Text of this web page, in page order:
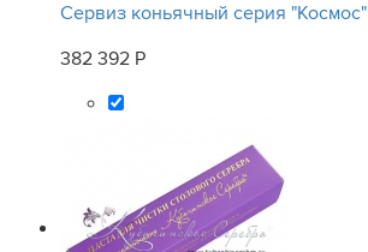
Сервиз коньячный серия "Космос"
382 392 Р